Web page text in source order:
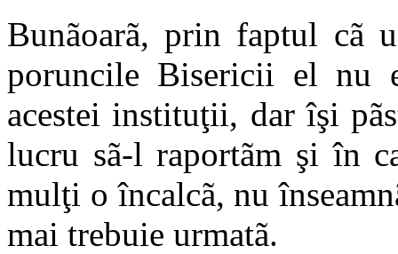
Bunãoarã, prin faptul cã
poruncile Bisericii el nu
acestei instituţii, dar îşi
lucru sã-l raportãm şi în
mulţi o încalcã, nu
mai trebuie urmatã.